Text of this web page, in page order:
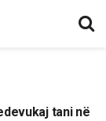
tani në